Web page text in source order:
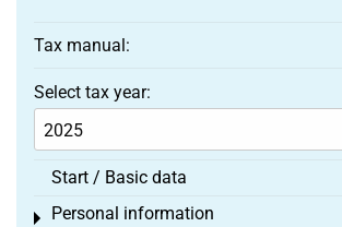
Tax manual:
Select tax year:
Start / Basic data
Personal information
Toggle menu